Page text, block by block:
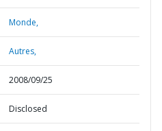
Monde,
Autres,
2008/09/25
Disclosed